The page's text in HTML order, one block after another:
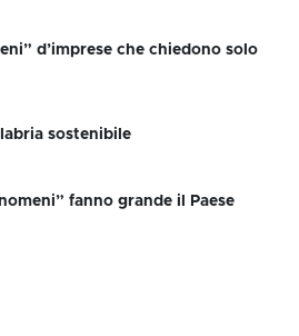
d’imprese che chiedono solo
sostenibile
fanno grande il Paese